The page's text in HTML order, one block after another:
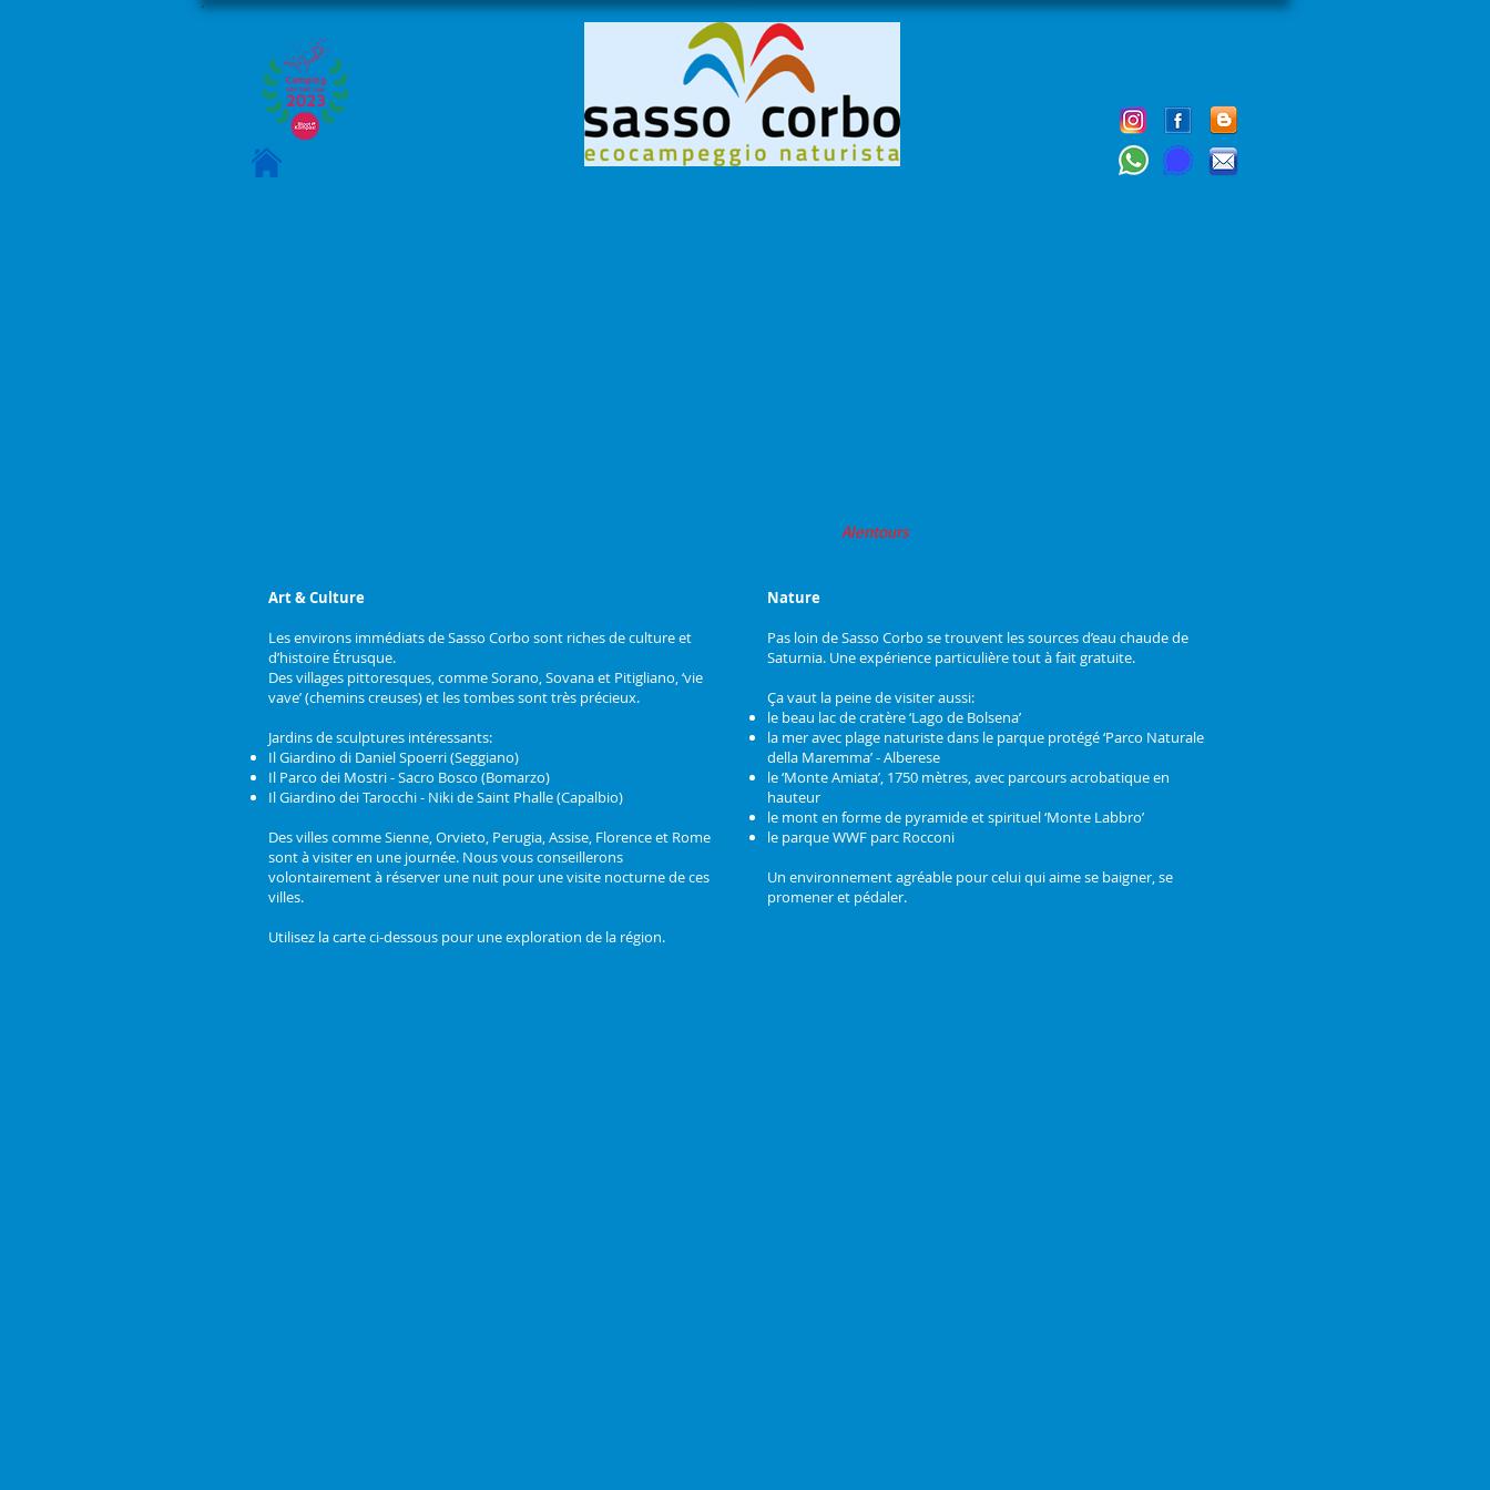
Alentours
Art & Culture
Les environs immédiats de Sasso Corbo sont riches de culture et
d’histoire Étrusque.
Des villages pittoresques, comme Sorano, Sovana et Pitigliano, ‘vie
vave’ (chemins creuses) et les tombes sont très précieux.
Jardins de sculptures intéressants:
Il Giardino di Daniel Spoerri (Seggiano)
Il Parco dei Mostri - Sacro Bosco (Bomarzo)
Il Giardino dei Tarocchi - Niki de Saint Phalle (Capalbio)
Des villes comme Sienne, Orvieto, Perugia, Assise, Florence et Rome
sont à visiter en une journée. Nous vous conseillerons
volontairement à réserver une nuit pour une visite nocturne de ces
villes.
Utilisez la carte ci-dessous pour une exploration de la région.
Nature
Pas loin de Sasso Corbo se trouvent les sources d’eau chaude de
Saturnia. Une expérience particulière tout à fait gratuite.
Ça vaut la peine de visiter aussi:
le beau lac de cratère ‘Lago de Bolsena’
la mer avec plage naturiste dans le parque protégé ‘Parco Naturale
della Maremma’ - Alberese
le ‘Monte Amiata’, 1750 mètres, avec parcours acrobatique en
hauteur
le mont en forme de pyramide et spirituel ‘Monte Labbro’
le parque WWF parc Rocconi
Un environnement agréable pour celui qui aime se baigner, se
promener et pédaler.